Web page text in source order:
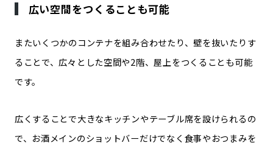
広い空間をつくることも可能
またいくつかのコンテナを組み合わせたり、壁を抜いたりす
ることで、広々とした空間や2階、屋上をつくることも可能
です。
広くすることで大きなキッチンやテーブル席を設けられるの
で、お酒メインのショットバーだけでなく食事やおつまみを